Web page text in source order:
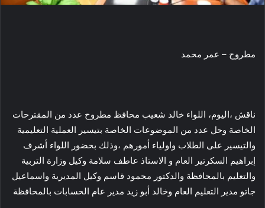
مطروح – عمر محمد
ناقش ،اليوم، اللواء خالد شعيب محافظ مطروح عدد من المقترحات
الخاصة وحل عدد من الموضوعات الخاصة بتيسير العملية التعليمية
والتيسير على الطلاب واولياء أمورهم ،وذلك بحضور اللواء أشرف
إبراهيم السكرتير العام و الاستاذ عاطف سلامة وكيل وزارة التربية
والتعليم بالمحافظة والدكتور محمود قاسم وكيل المديرية واسماعيل
جاتو مدير التعليم العام وخالد أبو زيد مدير عام الحسابات بالمحافظة